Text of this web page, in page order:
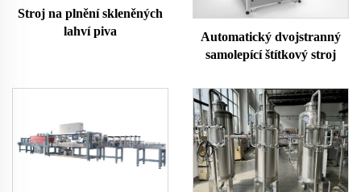
Stroj na plnění skleněných
lahví piva
Automatický dvojstranný
samolepící štítkový stroj